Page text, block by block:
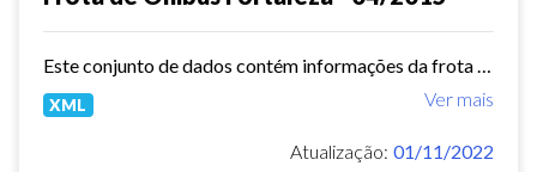
Ver mais
XML
Atualização: 01/11/2022